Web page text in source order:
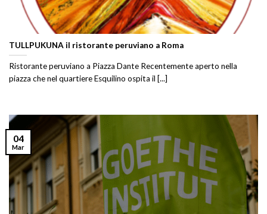
TULLPUKUNA il ristorante peruviano a Roma
Ristorante peruviano a Piazza Dante Recentemente aperto nella
piazza che nel quartiere Esquilino ospita il [...]
04
Mar